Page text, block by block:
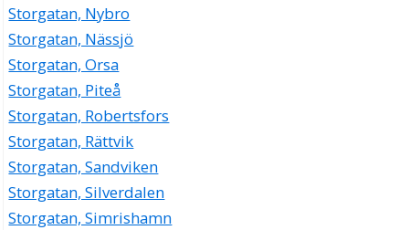
Storgatan, Nybro
Storgatan, Nässjö
Storgatan, Orsa
Storgatan, Piteå
Storgatan, Robertsfors
Storgatan, Rättvik
Storgatan, Sandviken
Storgatan, Silverdalen
Storgatan, Simrishamn